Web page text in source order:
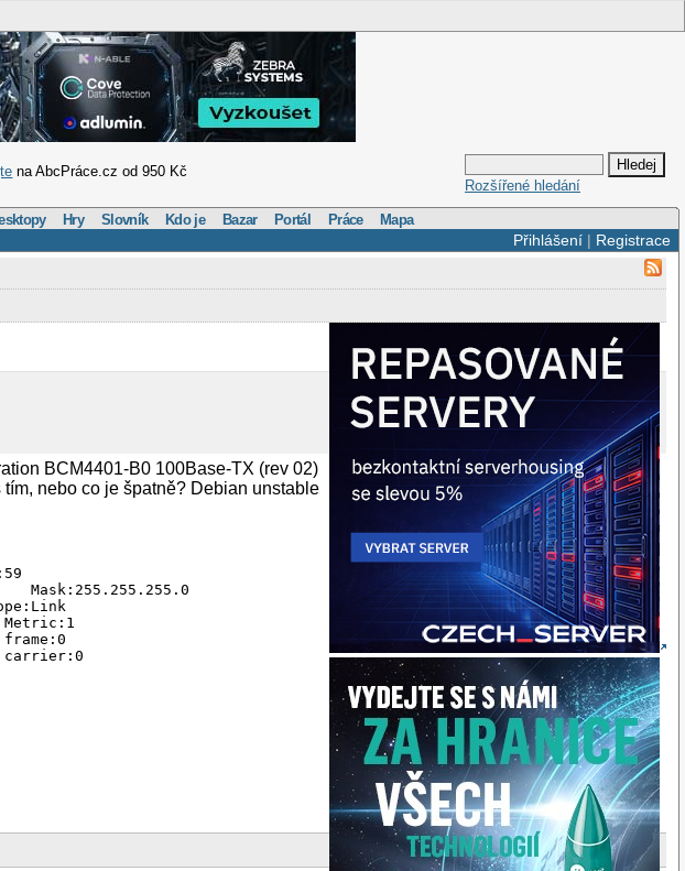
na AbcPráce.cz od 950 Kč
Rozšířené hledání
Hry Slovník Kdo je Bazar Portál Práce Mapa
Přihlášení| Registrace
BCM4401-B0 100Base-TX (rev 02)
nebo co je špatně? Debian unstable
Mask:255.255.255.0